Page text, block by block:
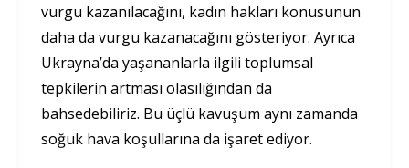
vurgu kazanılacağını, kadın hakları konusunun
daha da vurgu kazanacağını gösteriyor. Ayrıca
Ukrayna’da yaşananlarla ilgili toplumsal
tepkilerin artması olasılığından da
bahsedebiliriz. Bu üçlü kavuşum aynı zamanda
soğuk hava koşullarına da işaret ediyor.